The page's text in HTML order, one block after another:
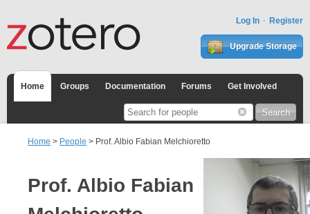
Log In Register
Upgrade Storage
Home Groups Documentation Forums Get Involved
Home > People > Prof. Albio Fabian Melchioretto
Prof. Albio Fabian